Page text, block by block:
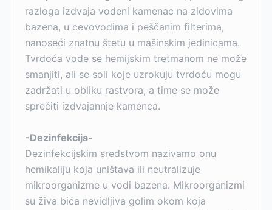
razloga izdvaja vodeni kamenac na zidovima
bazena, u cevovodima i peščanim filterima,
nanoseći znatnu štetu u mašinskim jedinicama.
Tvrdoća vode se hemijskim tretmanom ne može
smanjiti, ali se soli koje uzrokuju tvrdoću mogu
zadržati u obliku rastvora, a time se može
sprečiti izdvajannje kamenca.
-Dezinfekcija-
Dezinfekcijskim sredstvom nazivamo onu
hemikaliju koja uništava ili neutralizuje
mikroorganizme u vodi bazena. Mikroorganizmi
su živa bića nevidljiva golim okom koja